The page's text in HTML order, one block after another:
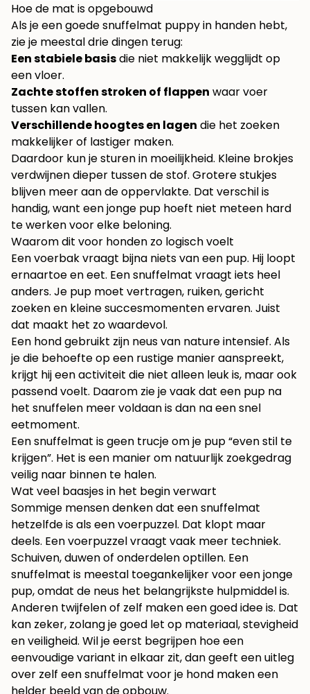
Hoe de mat is opgebouwd
Als je een goede snuffelmat puppy in handen hebt,
zie je meestal drie dingen terug:
Een stabiele basisdie niet makkelijk wegglijdt op
een vloer.
Zachte stoffen stroken of flappen waar voer
tussen kan vallen.
Verschillende hoogtes en lagen die het zoeken
makkelijker of lastiger maken.
Daardoor kun je sturen in moeilijkheid. Kleine brokjes
verdwijnen dieper tussen de stof. Grotere stukjes
blijven meer aan de oppervlakte. Dat verschil is
handig, want een jonge pup hoeft niet meteen hard
te werken voor elke beloning.
Waarom dit voor honden zo logisch voelt
Een voerbak vraagt bijna niets van een pup. Hij loopt
ernaartoe en eet. Een snuffelmat vraagt iets heel
anders. Je pup moet vertragen, ruiken, gericht
zoeken en kleine succesmomenten ervaren. Juist
dat maakt het zo waardevol.
Een hond gebruikt zijn neus van nature intensief. Als
je die behoefte op een rustige manier aanspreekt,
krijgt hij een activiteit die niet alleen leuk is, maar ook
passend voelt. Daarom zie je vaak dat een pup na
het snuffelen meer voldaan is dan na een snel
eetmoment.
Een snuffelmat is geen trucje om je pup “even stil te
krijgen”. Het is een manier om natuurlijk zoekgedrag
veilig naar binnen te halen.
Wat veel baasjes in het begin verwart
Sommige mensen denken dat een snuffelmat
hetzelfde is als een voerpuzzel. Dat klopt maar
deels. Een voerpuzzel vraagt vaak meer techniek.
Schuiven, duwen of onderdelen optillen. Een
snuffelmat is meestal toegankelijker voor een jonge
pup, omdat de neus het belangrijkste hulpmiddel is.
Anderen twijfelen of zelf maken een goed idee is. Dat
kan zeker, zolang je goed let op materiaal, stevigheid
en veiligheid. Wil je eerst begrijpen hoe een
eenvoudige variant in elkaar zit, dan geeft een uitleg
over zelf een snuffelmat voor je hond makeneen